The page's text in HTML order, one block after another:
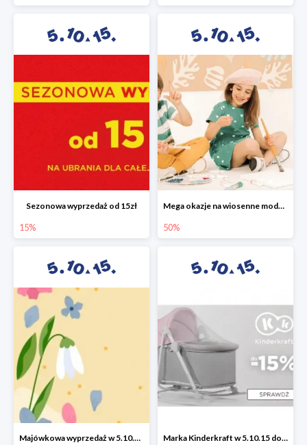
Sezonowa wyprzedaż od 15zł
15%
Mega okazje na wiosenne modele w 5.10.15 do -50%
50%
Majówkowa wyprzedaż w 5.10.15 do -70% Marka Kinderkraft w 5.10.15 do -15%